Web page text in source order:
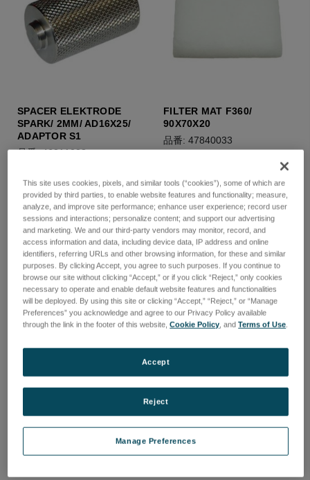
SPACER ELEKTRODE
SPARK/ 2MM/ AD16X25/
ADAPTOR S1
品番: 46311238
FILTER MAT F360/
90X70X20
品番: 47840033
ログインして価格を確認する
SPRING PRESSURE/ ID5.1/
L25/ 8 WINDINGS/ WIRE
PIN:
MIRROR PLAN/ 18.8X10X1/
BOROFLOAT/ ALMGF2
品番: 48103009
This site uses cookies, pixels, and similar tools (“cookies”), some of which are
provided by third parties, to enable website features and functionality; measure,
analyze, and improve site performance; enhance user experience; record user
sessions and interactions; personalize content; and support our advertising
and marketing. We and our third-party vendors may monitor, record, and
access information and data, including device data, IP address and online
identifiers, referring URLs and other browsing information, for these and similar
purposes. By clicking Accept, you agree to such purposes. If you continue to
browse our site without clicking “Accept,” or if you click “Reject,” only cookies
necessary to operate and enable default website features and functionalities
will be deployed. By using this site or clicking “Accept,” “Reject,” or “Manage
Preferences” you acknowledge and agree to our Privacy Policy available
through the link in the footer of this website,Cookie Policy, andTerms of Use.
Manage Preferences
Reject
Accept